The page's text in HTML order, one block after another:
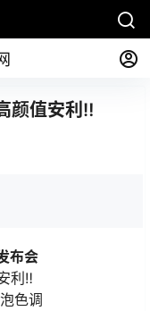
颜值安利‼️
布会
利‼️
色调